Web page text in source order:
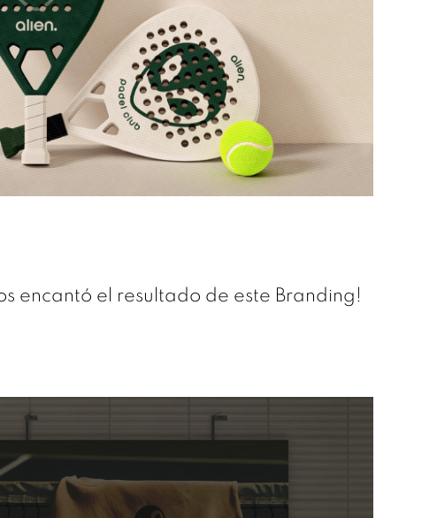
encantó el resultado de este Branding!